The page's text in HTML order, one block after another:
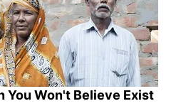
You Won't Believe Exist